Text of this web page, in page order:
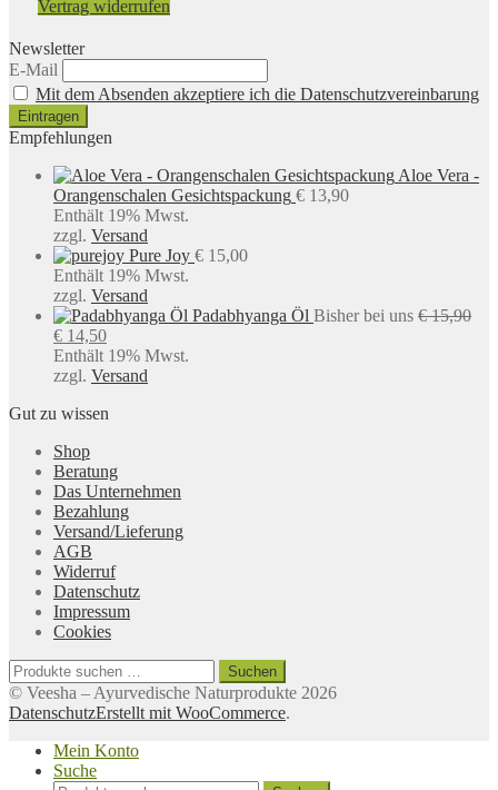
Vertrag widerrufen
Newsletter
E-Mail
Mit dem Absenden akzeptiere ich die Datenschutzvereinbarung
Empfehlungen
Aloe Vera -
Orangenschalen Gesichtspackung € 13,90
Enthält 19% Mwst.
zzgl. Versand
Pure Joy € 15,00
Enthält 19% Mwst.
zzgl. Versand
Padabhyanga Öl Bisher bei uns €15,90
Ursprünglicher
Preis
war:
€ 14,50Aktueller
Preis
ist:
Enthält 19% Mwst.
zzgl. Versand
Gut zu wissen
Shop
Beratung
Das Unternehmen
Bezahlung
Versand/Lieferung
AGB
Widerruf
Datenschutz
Impressum
Cookies
Suchen
nach:
Suchen
© Veesha – Ayurvedische Naturprodukte 2026
DatenschutzErstellt mit WooCommerce.
Mein Konto
Suche